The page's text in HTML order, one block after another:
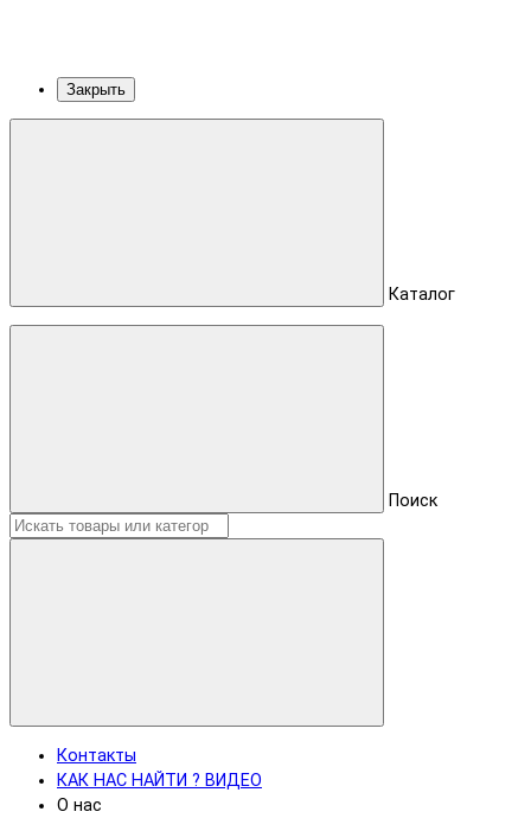
Закрыть
Каталог
Поиск
Контакты
КАК НАС НАЙТИ ? ВИДЕО
О нас